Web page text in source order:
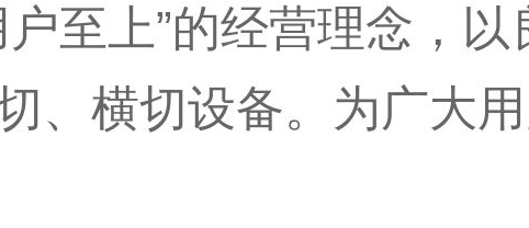
至上”的经营理念，
、横切设备。为广大